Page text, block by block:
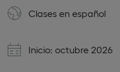
Clases en español
Inicio: octubre 2026